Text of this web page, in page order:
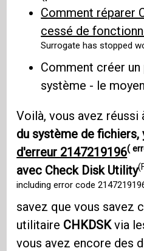
Comment réparer
cessé de
Surrogate has stopped
Comment créer
système - le
Voilà, vous avez réussi
du système de fichiers,
d'erreur 2147219196(
avec Check Disk Utility
including error code
savez que vous savez
utilitaire CHKDSKvia
vous avez encore des